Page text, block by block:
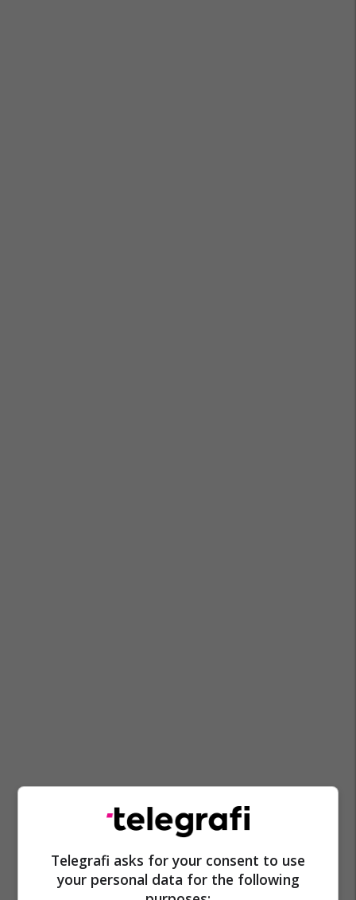
Telegrafi asks for your consent to use
your personal data for the following